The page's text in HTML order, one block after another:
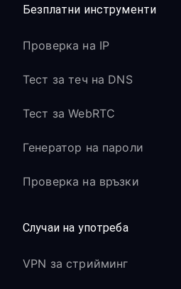
Безплатни инструменти
Проверка на IP
Тест за теч на DNS
Тест за WebRTC
Генератор на пароли
Проверка на връзки
Случаи на употреба
VPN за стрийминг